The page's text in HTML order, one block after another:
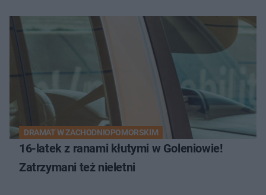
DRAMAT W ZACHODNIOPOMORSKIM
16-latek z ranami kłutymi w Goleniowie!
Zatrzymani też nieletni